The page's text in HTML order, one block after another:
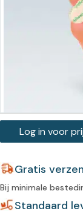
Log in voor
Gratis
Bij minimale
Standaard